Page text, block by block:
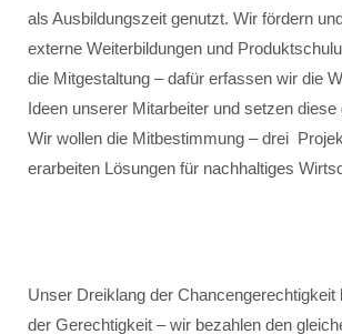
als Ausbildungszeit genutzt. Wir fördern
externe Weiterbildungen und
die Mitgestaltung – dafür erfassen wir die
Ideen unserer Mitarbeiter und setzen
Wir wollen die Mitbestimmung – drei
erarbeiten Lösungen für nachhaltiges
Unser Dreiklang der Chancengerechtigkeit
der Gerechtigkeit – wir bezahlen den